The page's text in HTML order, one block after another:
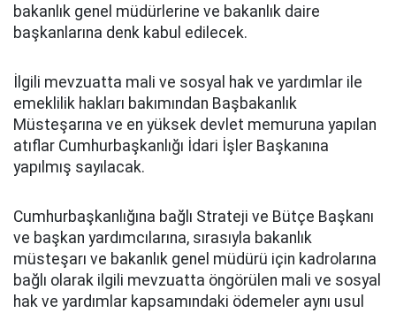
bakanlık genel müdürlerine ve bakanlık daire
başkanlarına denk kabul edilecek.
İlgili mevzuatta mali ve sosyal hak ve yardımlar ile
emeklilik hakları bakımından Başbakanlık
Müsteşarına ve en yüksek devlet memuruna yapılan
atıflar Cumhurbaşkanlığı İdari İşler Başkanına
yapılmış sayılacak.
Cumhurbaşkanlığına bağlı Strateji ve Bütçe Başkanı
ve başkan yardımcılarına, sırasıyla bakanlık
müsteşarı ve bakanlık genel müdürü için kadrolarına
bağlı olarak ilgili mevzuatta öngörülen mali ve sosyal
hak ve yardımlar kapsamındaki ödemeler aynı usul